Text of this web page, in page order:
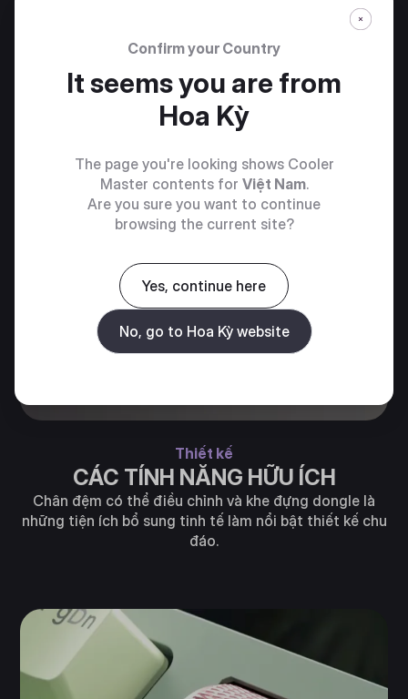
Thiết kế
CÁC TÍNH NĂNG HỮU ÍCH
Chân đệm có thể điều chỉnh và khe đựng dongle là
những tiện ích bổ sung tinh tế làm nổi bật thiết kế chu
đáo.
Confirm your Country
It seems you are from
Hoa Kỳ
The page you're looking shows Cooler
Master contents for Việt Nam.
Are you sure you want to continue
browsing the current site?
Yes, continue here
No, go to Hoa Kỳ website